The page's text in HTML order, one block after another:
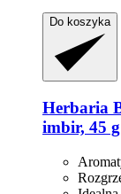
Do koszyka
Herbaria
imbir, 45 g